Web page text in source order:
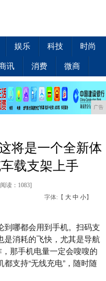
娱乐 科技 时尚
讯 消费 微商
广告
将是一个全新体
载支架上手
阅读：1083]
字体:【 大 中 小】
到哪都会用到手机。扫码支
是消耗的飞快，尤其是导航
那手机电量一定会嗖嗖的
支持“无线充电”，随时随